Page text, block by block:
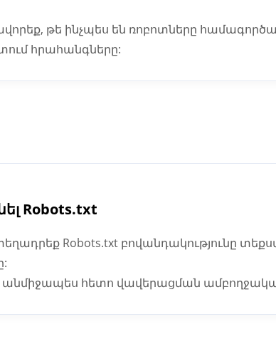
թե ինչպես են ռոբոտները
հրահանգները:
Robots.txt
Robots.txt բովանդակությունը
անմիջապես հետո վավերացման